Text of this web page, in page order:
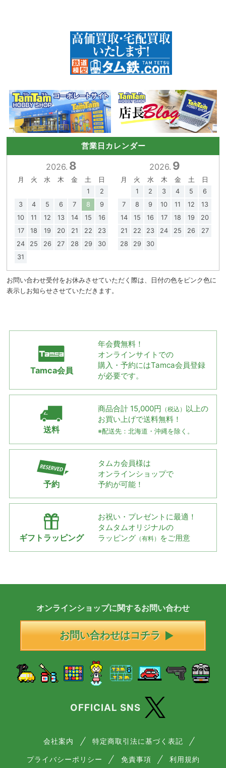
営業日カレンダー
2026. 8
月 火 水 木 金 土
日
1
2
3
4 5 6 7 8
9
10
11 12 13 14 15
16
17
18 19 20 21 22
23
24
25 26 27 28 29
30
31
2026. 9
月 火 水 木 金 土
日
1
2 3 4 5
6
7
8 9 10 11 12
13
14
15 16 17 18 19
20
21
22 23 24 25 26
27
28
29 30
お問い合わせ受付をお休みさせていただく際は、日付の色をピンク色に
表示しお知らせさせていただきます。
Tamca会員
年会費無料！
オンラインサイトでの
購入・予約にはTamca会員登録
が必要です。
送料
商品合計 15,000円 （税込） 以上の
お買い上げで送料無料！
※配送先：北海道・沖縄を除く。
予約
タムカ会員様は
オンラインショップで
予約が可能！
ギフトラッピング
お祝い・プレゼントに最適！
タムタムオリジナルの
ラッピング （有料） をご用意
オンラインショップに関するお問い合わせ
お問い合わせはコチラ
OFFICIAL SNS
会社案内 特定商取引法に基づく表記
プライバシーポリシー 免責事項 利用規約